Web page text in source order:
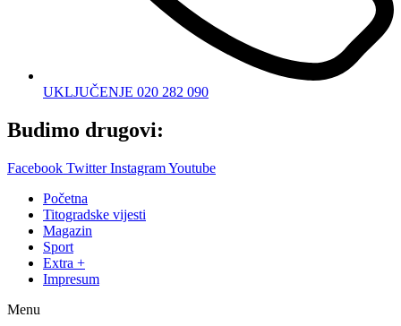
UKLJUČENJE 020 282 090
Budimo drugovi:
Facebook Twitter InstagramYoutube
Početna
Titogradske vijesti
Magazin
Sport
Extra +
Impresum
Menu